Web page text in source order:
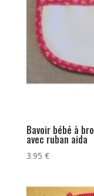
Bavoir bébé à
avec ruban aida
3.95 €